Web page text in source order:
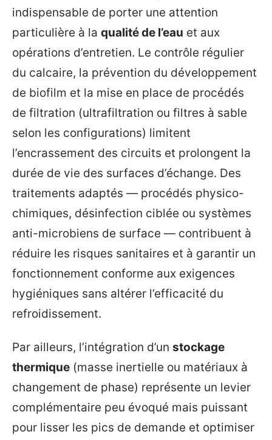
indispensable de porter une attention
particulière à la qualité de l’eau et aux
opérations d’entretien. Le contrôle régulier
du calcaire, la prévention du développement
de biofilm et la mise en place de procédés
de filtration (ultrafiltration ou filtres à sable
selon les configurations) limitent
l’encrassement des circuits et prolongent la
durée de vie des surfaces d’échange. Des
traitements adaptés — procédés physico-
chimiques, désinfection ciblée ou systèmes
anti-microbiens de surface — contribuent à
réduire les risques sanitaires et à garantir un
fonctionnement conforme aux exigences
hygiéniques sans altérer l’efficacité du
refroidissement.
Par ailleurs, l’intégration d’un stockage
thermique (masse inertielle ou matériaux à
changement de phase) représente un levier
complémentaire peu évoqué mais puissant
pour lisser les pics de demande et optimiser